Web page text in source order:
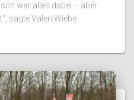
war alles dabei – aber
sagte Valeri Wiebe